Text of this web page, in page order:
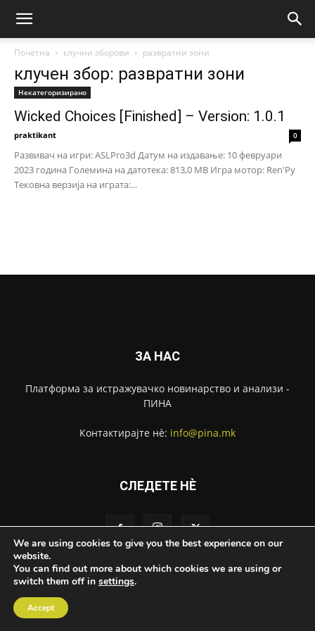
Почетна клучни зборови развратни зони
клучен збор: развратни зони
Некатегоризирано
Wicked Choices [Finished] – Version: 1.0.1
praktikant 0
Развивач на игри: ASLPro3d Датум на издавање: 10 февруари
2023 година Големина на датотека: 813,0 MB Игра мотор: Ren'Py
Тековна верзија на играта:...
ЗА НАС
Платформа за истражувачко новинарство и анализи -
ПИНА
Контактирајте нѐ: info@pina.mk
СЛЕДЕТЕ НЀ
За ПИНА Импресум
We are using cookies to give you the best experience on our
website.
You can find out more about which cookies we are using or
switch them off in settings.
Accept